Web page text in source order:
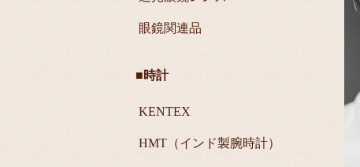
眼鏡関連品
■時計
KENTEX
HMT（インド製腕時計）